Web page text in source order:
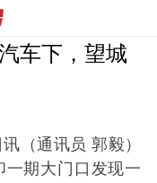
车下，望城
（通讯员 郭毅）
期大门口发现一